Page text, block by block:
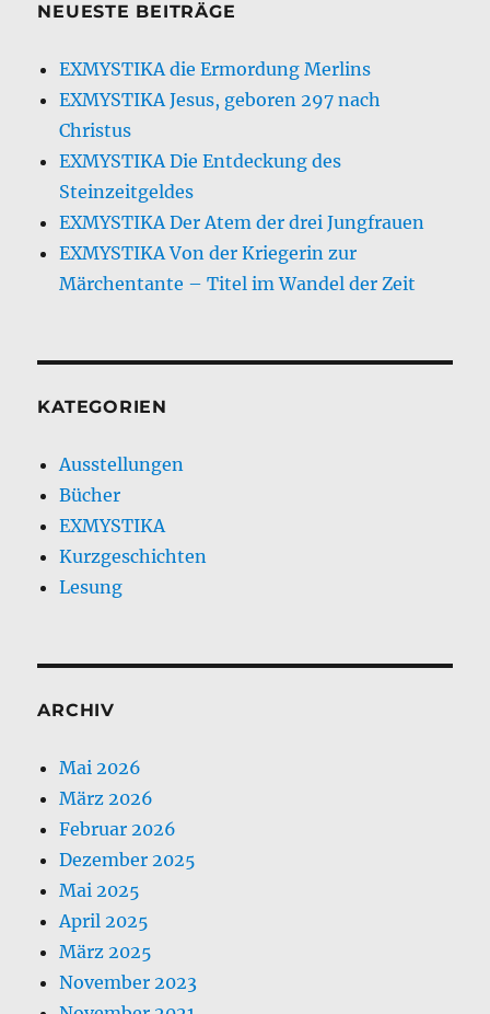
NEUESTE BEITRÄGE
EXMYSTIKA die Ermordung Merlins
EXMYSTIKA Jesus, geboren 297 nach
Christus
EXMYSTIKA Die Entdeckung des
Steinzeitgeldes
EXMYSTIKA Der Atem der drei Jungfrauen
EXMYSTIKA Von der Kriegerin zur
Märchentante – Titel im Wandel der Zeit
KATEGORIEN
Ausstellungen
Bücher
EXMYSTIKA
Kurzgeschichten
Lesung
ARCHIV
Mai 2026
März 2026
Februar 2026
Dezember 2025
Mai 2025
April 2025
März 2025
November 2023